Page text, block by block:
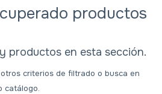
productos
productos en esta sección.
criterios de filtrado o busca en
catálogo.